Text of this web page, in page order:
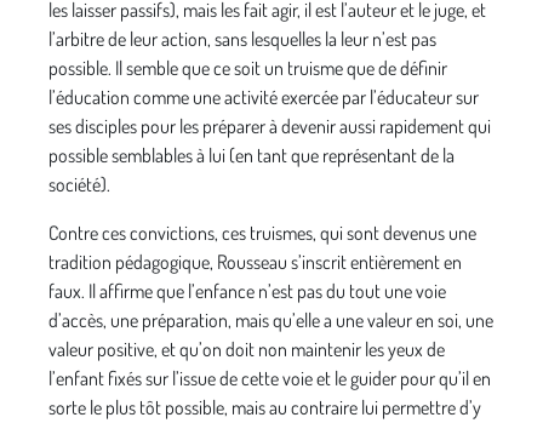
les laisser passifs), mais les fait agir, il est l’auteur et le juge, et
l’arbitre de leur action, sans lesquelles la leur n’est pas
possible. Il semble que ce soit un truisme que de définir
l’éducation comme une activité exercée par l’éducateur sur
ses disciples pour les préparer à devenir aussi rapidement qui
possible semblables à lui (en tant que représentant de la
société).
Contre ces convictions, ces truismes, qui sont devenus une
tradition pédagogique, Rousseau s’inscrit entièrement en
faux. Il affirme que l’enfance n’est pas du tout une voie
d’accès, une préparation, mais qu’elle a une valeur en soi, une
valeur positive, et qu’on doit non maintenir les yeux de
l’enfant fixés sur l’issue de cette voie et le guider pour qu’il en
sorte le plus tôt possible, mais au contraire lui permettre d’y